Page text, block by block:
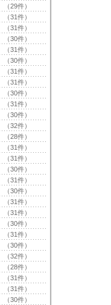
（29件）
（31件）
（31件）
（30件）
（31件）
（30件）
（31件）
（31件）
（30件）
（31件）
（30件）
（32件）
（28件）
（31件）
（31件）
（30件）
（31件）
（30件）
（31件）
（31件）
（30件）
（31件）
（30件）
（32件）
（28件）
（31件）
（31件）
（30件）